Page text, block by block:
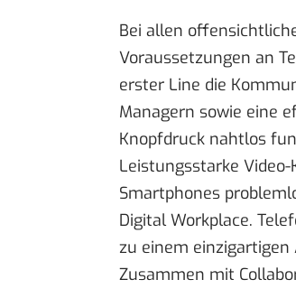
Bei allen
Voraussetzungen an
erster Line die
Managern sowie eine
Knopfdruck nahtlos
Leistungsstarke
Smartphones
Digital Workplace.
zu einem einzigartigen
Zusammen mit